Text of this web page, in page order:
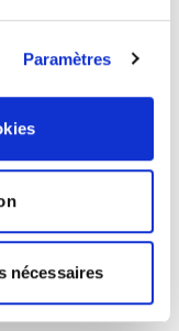
Paramètres
nécessaires